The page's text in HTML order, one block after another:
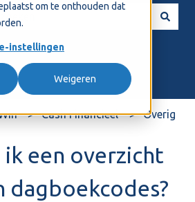
om te onthouden dat
instellingen
Weigeren
Cash Financieel Overig
ik een overzicht
dagboekcodes?